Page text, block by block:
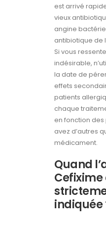
est arrivé
vieux
angine
antibiotique de
Si vous
indésirable,
la date de
effets
patients
chaque
en fonction
avez d’autres
médicament.
Quand
indiquée